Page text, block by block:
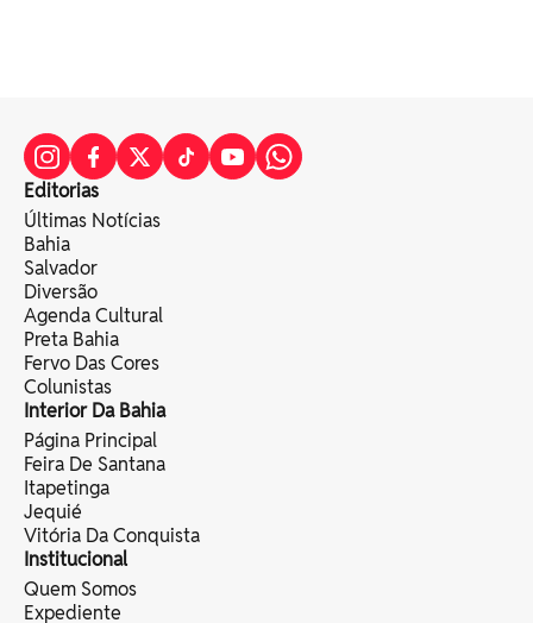
Editorias
Últimas Notícias
Bahia
Salvador
Diversão
Agenda Cultural
Preta Bahia
Fervo Das Cores
Colunistas
Interior Da Bahia
Página Principal
Feira De Santana
Itapetinga
Jequié
Vitória Da Conquista
Institucional
Quem Somos
Expediente